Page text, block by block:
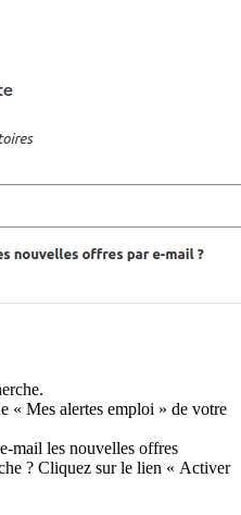
« Mes alertes emploi » de votre
mail les nouvelles offres
? Cliquez sur le lien « Activer